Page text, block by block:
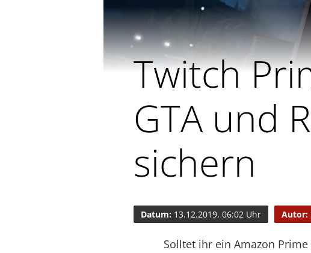
Twitch
GTA und
sichern
Datum: 13.12.2019, 06:02 Uhr Autor:
Solltet ihr ein Amazon